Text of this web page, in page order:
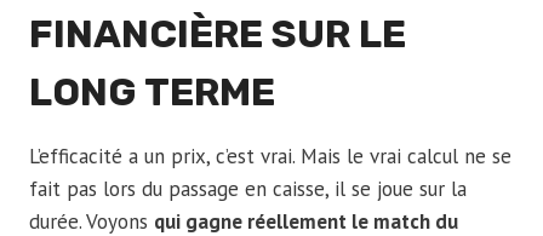
FINANCIÈRE SUR LE
LONG TERME
L’efficacité a un prix, c’est vrai. Mais le vrai calcul ne se
fait pas lors du passage en caisse, il se joue sur la
durée. Voyons qui gagne réellement le match du